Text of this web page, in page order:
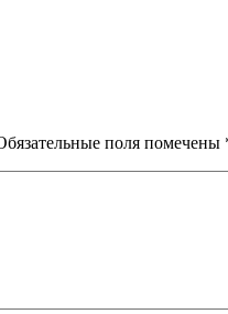
поля помечены